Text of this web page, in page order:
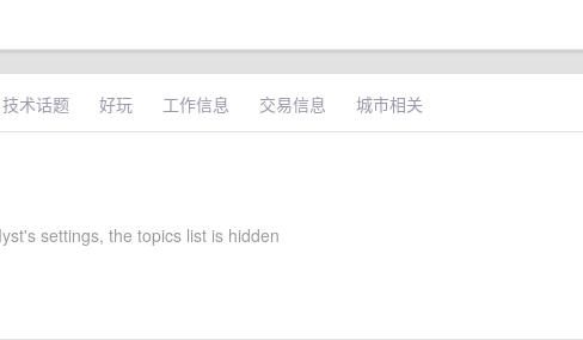
技术话题 好玩 工作信息 交易信息 城市相关
settings, the topics list is hidden